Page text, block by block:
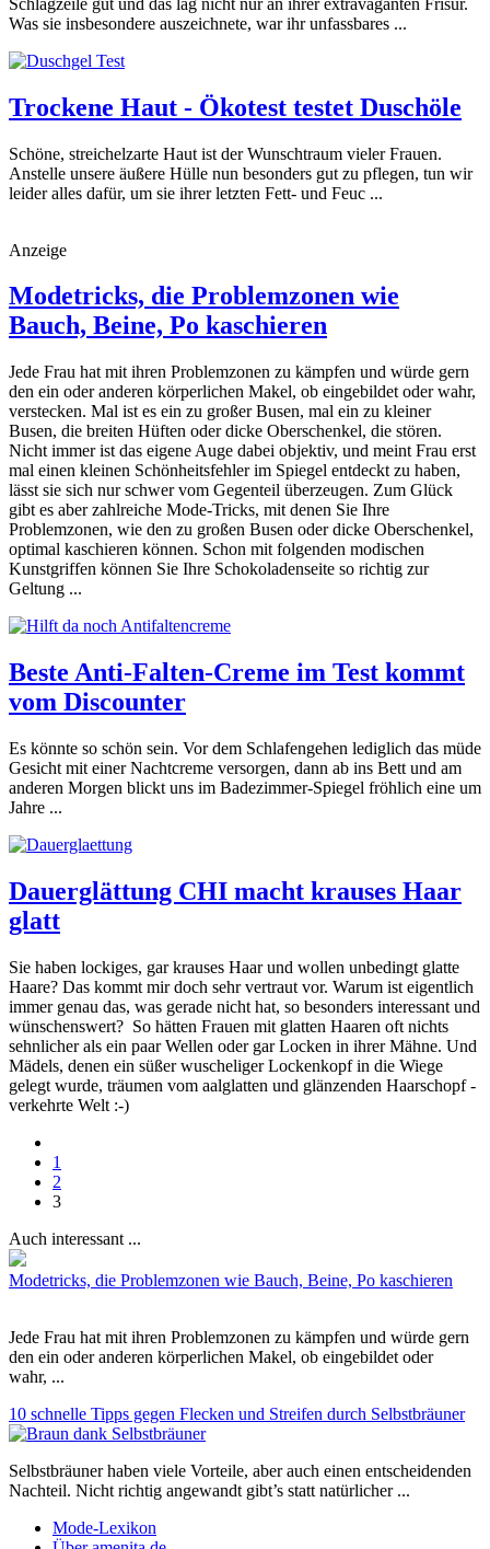
Was sie insbesondere auszeichnete, war ihr unfassbares ...
Trockene Haut - Ökotest testet Duschöle
Schöne, streichelzarte Haut ist der Wunschtraum vieler Frauen.
Anstelle unsere äußere Hülle nun besonders gut zu pflegen, tun wir
leider alles dafür, um sie ihrer letzten Fett- und Feuc ...
Anzeige
Modetricks, die Problemzonen wie
Bauch, Beine, Po kaschieren
Jede Frau hat mit ihren Problemzonen zu kämpfen und würde gern
den ein oder anderen körperlichen Makel, ob eingebildet oder wahr,
verstecken. Mal ist es ein zu großer Busen, mal ein zu kleiner
Busen, die breiten Hüften oder dicke Oberschenkel, die stören.
Nicht immer ist das eigene Auge dabei objektiv, und meint Frau erst
mal einen kleinen Schönheitsfehler im Spiegel entdeckt zu haben,
lässt sie sich nur schwer vom Gegenteil überzeugen. Zum Glück
gibt es aber zahlreiche Mode-Tricks, mit denen Sie Ihre
Problemzonen, wie den zu großen Busen oder dicke Oberschenkel,
optimal kaschieren können. Schon mit folgenden modischen
Kunstgriffen können Sie Ihre Schokoladenseite so richtig zur
Geltung ...
Beste Anti-Falten-Creme im Test kommt
vom Discounter
Es könnte so schön sein. Vor dem Schlafengehen lediglich das müde
Gesicht mit einer Nachtcreme versorgen, dann ab ins Bett und am
anderen Morgen blickt uns im Badezimmer-Spiegel fröhlich eine um
Jahre ...
Dauerglättung CHI macht krauses Haar
glatt
Sie haben lockiges, gar krauses Haar und wollen unbedingt glatte
Haare? Das kommt mir doch sehr vertraut vor. Warum ist eigentlich
immer genau das, was gerade nicht hat, so besonders interessant und
wünschenswert? So hätten Frauen mit glatten Haaren oft nichts
sehnlicher als ein paar Wellen oder gar Locken in ihrer Mähne. Und
Mädels, denen ein süßer wuscheliger Lockenkopf in die Wiege
gelegt wurde, träumen vom aalglatten und glänzenden Haarschopf -
verkehrte Welt :-)
1
2
3
Auch interessant ...
Modetricks, die Problemzonen wie Bauch, Beine, Po kaschieren
Jede Frau hat mit ihren Problemzonen zu kämpfen und würde gern
den ein oder anderen körperlichen Makel, ob eingebildet oder
wahr, ...
10 schnelle Tipps gegen Flecken und Streifen durch Selbstbräuner
Selbstbräuner haben viele Vorteile, aber auch einen entscheidenden
Nachteil. Nicht richtig angewandt gibt’s statt natürlicher ...
Mode-Lexikon